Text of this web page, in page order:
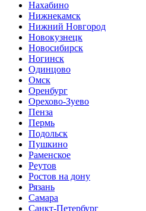
Нахабино
Нижнекамск
Нижний Новгород
Новокузнецк
Новосибирск
Ногинск
Одинцово
Омск
Оренбург
Орехово-Зуево
Пенза
Пермь
Подольск
Пушкино
Раменское
Реутов
Ростов на дону
Рязань
Самара
Санкт-Петербург